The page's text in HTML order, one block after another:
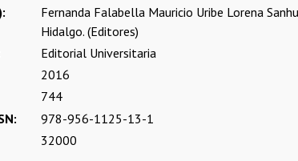
Fernanda Falabella Mauricio Uribe Lorena
Hidalgo. (Editores)
Editorial Universitaria
2016
744
978-956-1125-13-1
32000